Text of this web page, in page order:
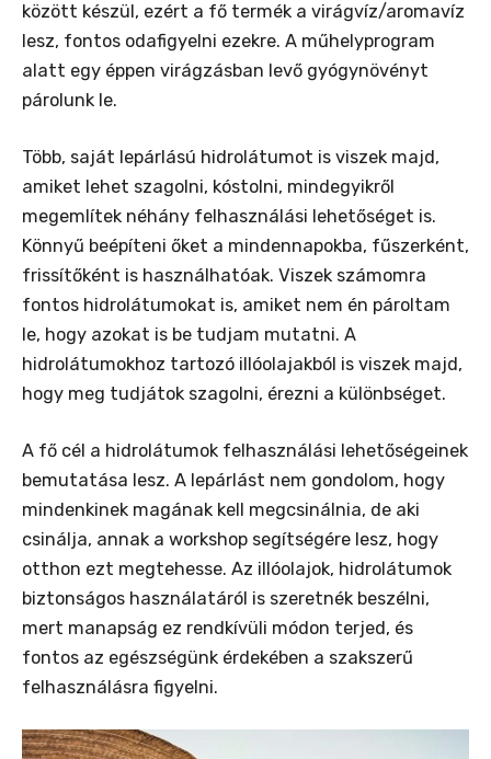
között készül, ezért a fő termék a virágvíz/aromavíz
lesz, fontos odafigyelni ezekre. A műhelyprogram
alatt egy éppen virágzásban levő gyógynövényt
párolunk le.
Több, saját lepárlású hidrolátumot is viszek majd,
amiket lehet szagolni, kóstolni, mindegyikről
megemlítek néhány felhasználási lehetőséget is.
Könnyű beépíteni őket a mindennapokba, fűszerként,
frissítőként is használhatóak. Viszek számomra
fontos hidrolátumokat is, amiket nem én pároltam
le, hogy azokat is be tudjam mutatni. A
hidrolátumokhoz tartozó illóolajakból is viszek majd,
hogy meg tudjátok szagolni, érezni a különbséget.
A fő cél a hidrolátumok felhasználási lehetőségeinek
bemutatása lesz. A lepárlást nem gondolom, hogy
mindenkinek magának kell megcsinálnia, de aki
csinálja, annak a workshop segítségére lesz, hogy
otthon ezt megtehesse. Az illóolajok, hidrolátumok
biztonságos használatáról is szeretnék beszélni,
mert manapság ez rendkívüli módon terjed, és
fontos az egészségünk érdekében a szakszerű
felhasználásra figyelni.